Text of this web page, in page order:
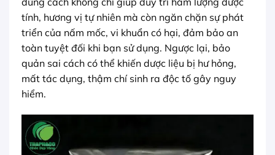
tính, hương vị tự nhiên mà còn ngăn chặn sự phát
triển của nấm mốc, vi khuẩn có hại, đảm bảo an
toàn tuyệt đối khi bạn sử dụng. Ngược lại, bảo
quản sai cách có thể khiến dược liệu bị hư hỏng,
mất tác dụng, thậm chí sinh ra độc tố gây nguy
hiểm.